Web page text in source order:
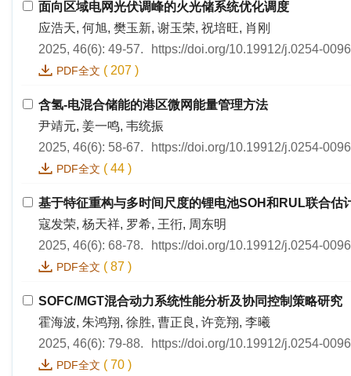
面向区域电网光伏调峰的火光储系统优化调度
应浩天, 何旭, 樊玉新, 谢玉荣, 祝培旺, 肖刚
2025, 46(6): 49-57.
https://doi.org/10.19912/j.0254-
PDF全文 ( 207 )
含氢-电混合储能的港区微网能量管理方法
尹靖元, 姜一鸣, 韦统振
2025, 46(6): 58-67.
https://doi.org/10.19912/j.0254-
PDF全文 ( 44 )
基于特征重构与多时间尺度的锂电池SOH和RUL联合估
寇发荣, 杨天祥, 罗希, 王衎, 周东明
2025, 46(6): 68-78.
https://doi.org/10.19912/j.0254-
PDF全文 ( 87 )
SOFC/MGT混合动力系统性能分析及协同控制策略研究
霍海波, 朱鸿翔, 徐胜, 曹正良, 许竞翔, 李曦
2025, 46(6): 79-88.
https://doi.org/10.19912/j.0254-
PDF全文 ( 70 )